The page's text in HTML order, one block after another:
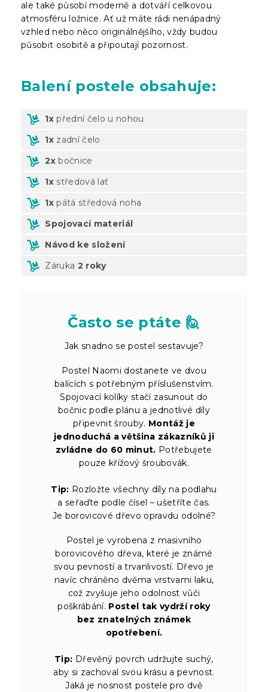
ale také působí moderně a dotváří celkovou
atmosféru ložnice. Ať už máte rádi nenápadný
vzhled nebo něco originálnějšího, vždy budou
působit osobitě a připoutají pozornost.
Balenípostele obsahuje:
1x přední čelo u nohou
1x zadní čelo
2x bočnice
1x středová lať
1x pátá středová noha
Spojovací materiál
Návod ke složení
Záruka 2 roky
Často se ptáte 🙋
Jak snadno se postel sestavuje?
Postel Naomi dostanete ve dvou
balících s potřebným příslušenstvím.
Spojovací kolíky stačí zasunout do
bočnic podle plánu a jednotlivé díly
připevnit šrouby. Montáž je
jednoduchá a většina zákazníků ji
zvládne do 60 minut. Potřebujete
pouze křížový šroubovák.
Tip: Rozložte všechny díly na podlahu
a seřaďte podle čísel – ušetříte čas.
Je borovicové dřevo opravdu odolné?
Postel je vyrobena z masivního
borovicového dřeva, které je známé
svou pevností a trvanlivostí. Dřevo je
navíc chráněno dvěma vrstvami laku,
což zvyšuje jeho odolnost vůči
poškrábání. Postel tak vydrží roky
bez znatelných známek
opotřebení.
Tip: Dřevěný povrch udržujte suchý,
aby si zachoval svou krásu a pevnost.
Jaká je nosnost postele pro dvě